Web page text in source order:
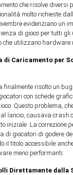
che risolve diversi
molto richieste
evidenziano un
di gioco per tutti gli
che utilizzano hardware
di Caricamento per
finalmente risolto un
con schede
Questo problema,
lancio, causava crash
iniziale. La correzione
di giocatori di godere
il titolo accessibile
meno performanti.
Direttamente dalla